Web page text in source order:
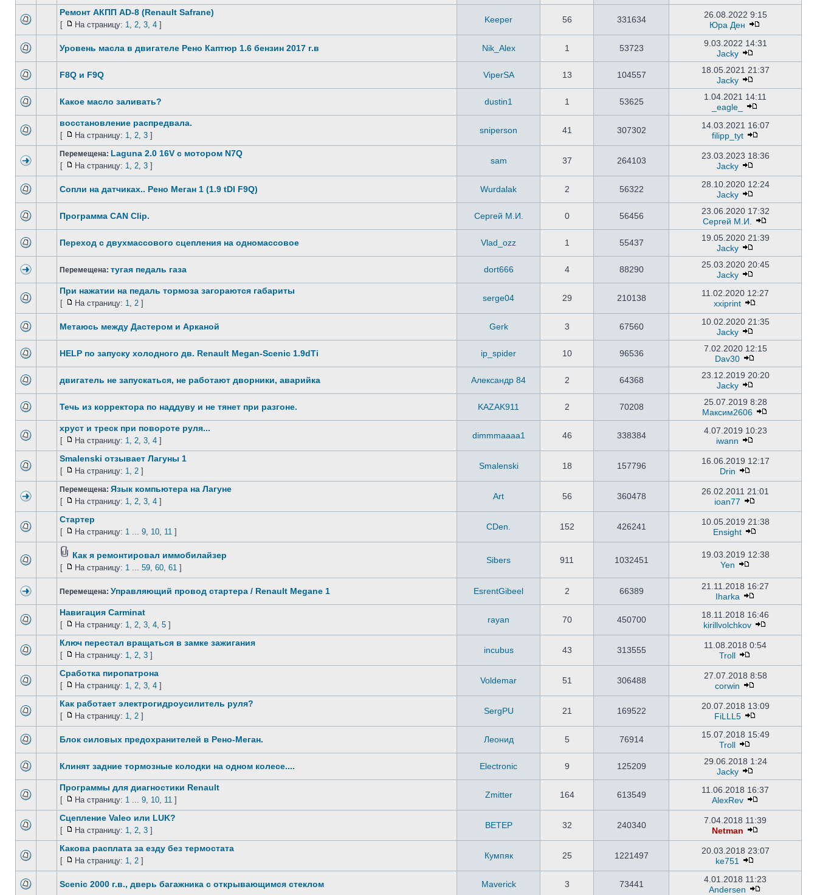
Ремонт АКПП AD-8 (Renault Safrane)
[ На страницу: 1, 2, 3, 4 ]
Keeper 56 331634
26.08.2022 9:15
Юра Ден
Уровень масла в двигателе Рено Каптюр 1.6 бензин 2017 г.в Nik_Alex 1 53723
9.03.2022 14:31
Jacky
F8Q и F9Q ViperSA 13 104557
18.05.2021 21:37
Jacky
Какое масло заливать? dustin1 1 53625
1.04.2021 14:11
_eagle_
восстановление распредвала.
[ На страницу: 1, 2, 3 ]
sniperson 41 307302
14.03.2021 16:07
filipp_tyt
Перемещена: Laguna 2.0 16V с мотором N7Q
[ На страницу: 1, 2, 3 ]
sam 37 264103
23.03.2023 18:36
Jacky
Сопли на датчиках.. Рено Меган 1 (1.9 tDI F9Q) Wurdalak 2 56322
28.10.2020 12:24
Jacky
Программа CAN Clip. Сергей М.И. 0 56456
23.06.2020 17:32
Сергей М.И.
Переход с двухмассового сцепления на одномассовое Vlad_ozz 1 55437
19.05.2020 21:39
Jacky
Перемещена: тугая педаль газа dort666 4 88290
25.03.2020 20:45
Jacky
При нажатии на педаль тормоза загораются габариты
[ На страницу: 1, 2 ]
serge04 29 210138
11.02.2020 12:27
xxiprint
Метаюсь между Дастером и Арканой Gerk 3 67560
10.02.2020 21:35
Jacky
HELP по запуску холодного дв. Renault Megan-Scenic 1.9dTi ip_spider 10 96536
7.02.2020 12:15
Dav30
двигатель не запускаться, не работают дворники, аварийка Александр 84 2 64368
23.12.2019 20:20
Jacky
Течь из корректора по наддуву и не тянет при разгоне. KAZAK911 2 70208
25.07.2019 8:28
Максим2606
хруст и треск при повороте руля...
[ На страницу: 1, 2, 3, 4 ]
dimmmaaaa1 46 338384
4.07.2019 10:23
iwann
Smalenski отзывает Лагуны 1
[ На страницу: 1, 2 ]
Smalenski 18 157796
16.06.2019 12:17
Drin
Перемещена: Язык компьютера на Лагуне
[ На страницу: 1, 2, 3, 4 ]
Art 56 360478
26.02.2011 21:01
ioan77
Стартер
[ На страницу: 1 ... 9, 10, 11 ]
CDen. 152 426241
10.05.2019 21:38
Ensight
Как я ремонтировал иммобилайзер
[ На страницу: 1 ... 59, 60, 61 ]
Sibers 911 1032451
19.03.2019 12:38
Yen
Перемещена: Управляющий провод стартера / Renault Megane 1 EsrentGibeel 2 66389
21.11.2018 16:27
Iharka
Навигация Carminat
[ На страницу: 1, 2, 3, 4, 5 ]
rayan 70 450700
18.11.2018 16:46
kirillvolchkov
Ключ перестал вращаться в замке зажигания
[ На страницу: 1, 2, 3 ]
incubus 43 313555
11.08.2018 0:54
Troll
Сработка пиропатрона
[ На страницу: 1, 2, 3, 4 ]
Voldemar 51 306488
27.07.2018 8:58
corwin
Как работает электрогидроусилитель руля?
[ На страницу: 1, 2 ]
SergPU 21 169522
20.07.2018 13:09
FiLLL5
Блок силовых предохранителей в Рено-Меган. Леонид 5 76914
15.07.2018 15:49
Troll
Клинят задние тормозные колодки на одном колесе.... Electronic 9 125209
29.06.2018 1:24
Jacky
Программы для диагностики Renault
[ На страницу: 1 ... 9, 10, 11 ]
Zmitter 164 613549
11.06.2018 16:37
AlexRev
Сцепление Valeo или LUK?
[ На страницу: 1, 2, 3 ]
BETEP 32 240340
7.04.2018 11:39
Netman
Какова расплата за езду без термостата
[ На страницу: 1, 2 ]
Кумпяк 25 1221497
20.03.2018 23:07
ke751
Scenic 2000 г.в., дверь багажника с открывающимся стеклом Maverick 3 73441
4.01.2018 11:23
Andersen